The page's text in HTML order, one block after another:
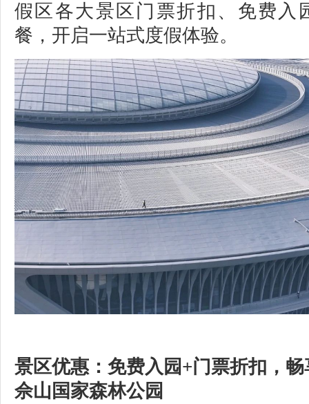
假区各大景区门票折扣、免费入
餐 ，开启一站式度假体验。
景区优惠：免费入园+门票折扣，
佘山国家森林公园